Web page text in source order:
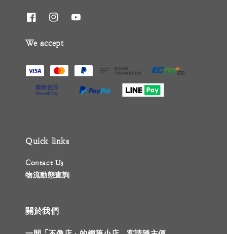
We accept
Quick links
Contact Us
物流動態查詢
關於我們